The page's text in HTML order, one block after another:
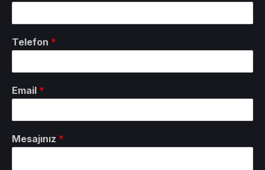
Telefon *
Email *
Mesajınız *